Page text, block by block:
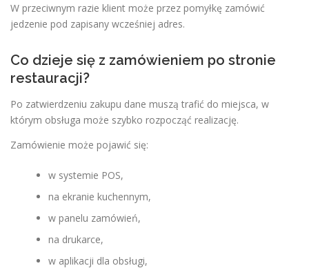
W przeciwnym razie klient może przez pomyłkę zamówić
jedzenie pod zapisany wcześniej adres.
Co dzieje się z zamówieniem po stronie
restauracji?
Po zatwierdzeniu zakupu dane muszą trafić do miejsca, w
którym obsługa może szybko rozpocząć realizację.
Zamówienie może pojawić się:
w systemie POS,
na ekranie kuchennym,
w panelu zamówień,
na drukarce,
w aplikacji dla obsługi,